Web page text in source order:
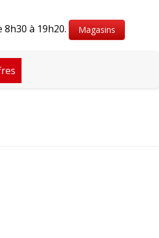
à 19h20. Magasins